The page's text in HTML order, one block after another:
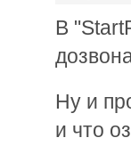
В
Ну и
и что